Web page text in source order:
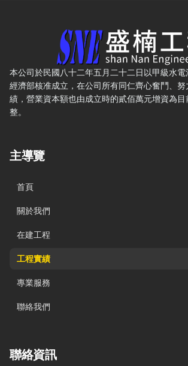
盛楠水電工程有限公司 — 網站概要、主導
本公司於民國八十二年五月二十二日以甲級水
經濟部核准成立，在公司所有同仁齊心奮鬥、
績，營業資本額也由成立時的貳佰萬元增資為
整。
主導覽
首頁
關於我們
在建工程
工程實績
專業服務
聯絡我們
聯絡資訊